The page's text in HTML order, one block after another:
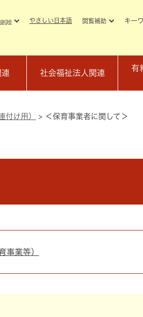
やさしい日本語 閲覧補助 キー
社会福祉法人関連
有
付け用） > ＜保育事業者に関して＞
事業等）